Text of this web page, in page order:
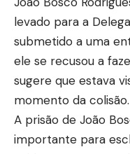
levado para a
submetido a uma
ele se recusou a
sugere que estava
momento da colisão.
A prisão de João
importante para